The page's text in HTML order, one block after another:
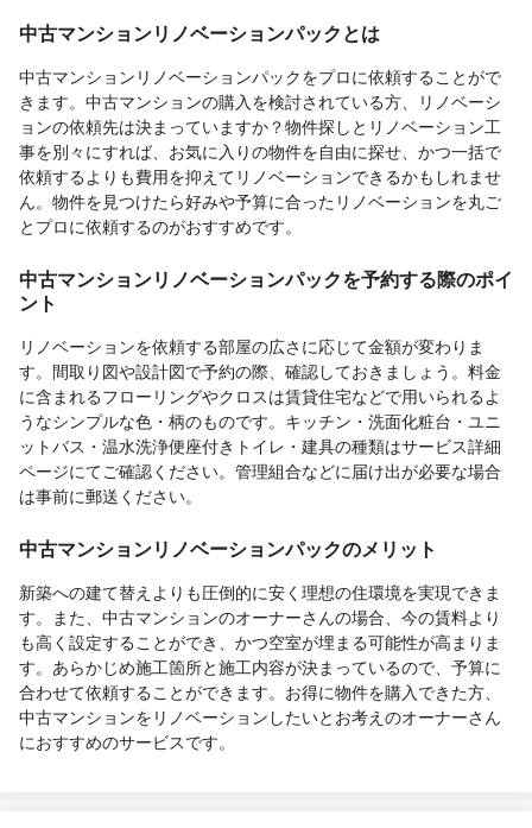
中古マンションリノベーションパックとは
中古マンションリノベーションパックをプロに依頼することがで
きます。中古マンションの購入を検討されている方、リノベーシ
ョンの依頼先は決まっていますか？物件探しとリノベーション工
事を別々にすれば、お気に入りの物件を自由に探せ、かつ一括で
依頼するよりも費用を抑えてリノベーションできるかもしれませ
ん。物件を見つけたら好みや予算に合ったリノベーションを丸ご
とプロに依頼するのがおすすめです。
中古マンションリノベーションパックを予約する際のポイ
ント
リノベーションを依頼する部屋の広さに応じて金額が変わりま
す。間取り図や設計図で予約の際、確認しておきましょう。料金
に含まれるフローリングやクロスは賃貸住宅などで用いられるよ
うなシンプルな色・柄のものです。キッチン・洗面化粧台・ユニ
ットバス・温水洗浄便座付きトイレ・建具の種類はサービス詳細
ページにてご確認ください。管理組合などに届け出が必要な場合
は事前に郵送ください。
中古マンションリノベーションパックのメリット
新築への建て替えよりも圧倒的に安く理想の住環境を実現できま
す。また、中古マンションのオーナーさんの場合、今の賃料より
も高く設定することができ、かつ空室が埋まる可能性が高まりま
す。あらかじめ施工箇所と施工内容が決まっているので、予算に
合わせて依頼することができます。お得に物件を購入できた方、
中古マンションをリノベーションしたいとお考えのオーナーさん
におすすめのサービスです。